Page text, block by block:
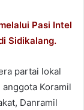
Pasi Intel
Sidikalang.
partai lokal
Koramil
Danramil